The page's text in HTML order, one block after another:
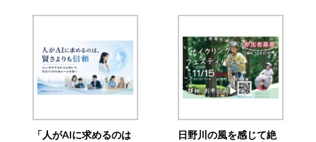
「人がAIに求めるのは
日野川の風を感じて絶